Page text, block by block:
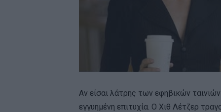
Αν είσαι λάτρης των εφηβικών
εγγυημένη επιτυχία. O Χιθ Λέτζερ